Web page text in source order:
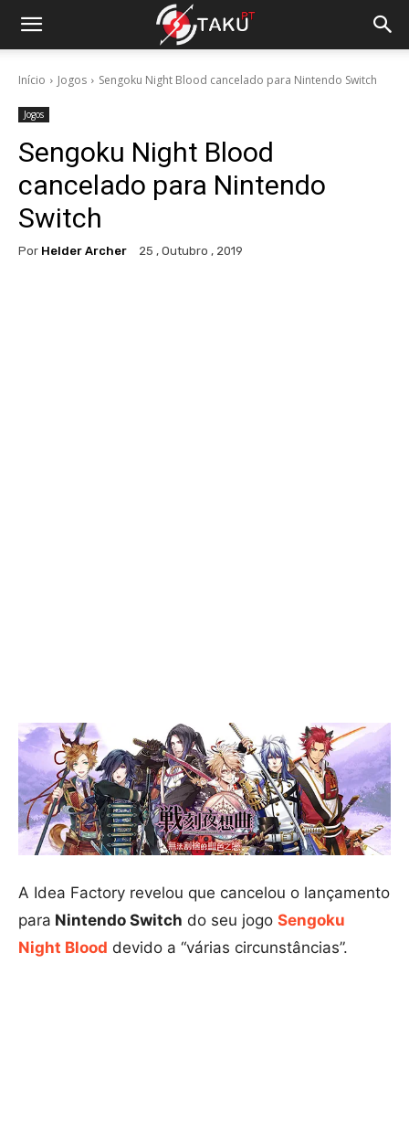
Início Jogos Sengoku Night Blood cancelado para Nintendo Switch
Jogos
Sengoku Night Blood
cancelado para Nintendo
Switch
Por Helder Archer 25 , Outubro , 2019
A Idea Factory revelou que cancelou o lançamento
para Nintendo Switch do seu jogo Sengoku
Night Blood devido a “várias circunstâncias”.